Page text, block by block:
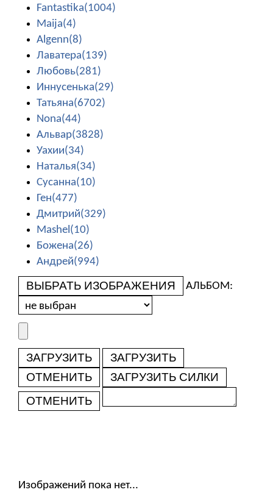
Fantastika(1004)
Maija(4)
Algenn(8)
Лаватера(139)
Любовь(281)
Иннусенька(29)
Татьяна(6702)
Nona(44)
Альвар(3828)
Уахии(34)
Наталья(34)
Сусанна(10)
Ген(477)
Дмитрий(329)
Mashel(10)
Божена(26)
Андрей(994)
ВЫБРАТЬ ИЗОБРАЖЕНИЯ АЛЬБОМ:
ЗАГРУЗИТЬ
ЗАГРУЗИТЬ
ОТМЕНИТЬ
ЗАГРУЗИТЬ СИЛКИ
ОТМЕНИТЬ
Изображений пока нет...